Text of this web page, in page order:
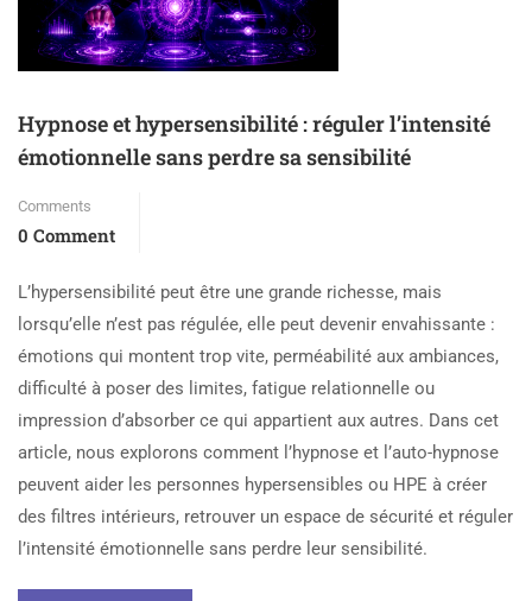
Hypnose et hypersensibilité : réguler l’intensité
émotionnelle sans perdre sa sensibilité
Comments
0 Comment
L’hypersensibilité peut être une grande richesse, mais
lorsqu’elle n’est pas régulée, elle peut devenir envahissante :
émotions qui montent trop vite, perméabilité aux ambiances,
difficulté à poser des limites, fatigue relationnelle ou
impression d’absorber ce qui appartient aux autres. Dans cet
article, nous explorons comment l’hypnose et l’auto-hypnose
peuvent aider les personnes hypersensibles ou HPE à créer
des filtres intérieurs, retrouver un espace de sécurité et réguler
l’intensité émotionnelle sans perdre leur sensibilité.